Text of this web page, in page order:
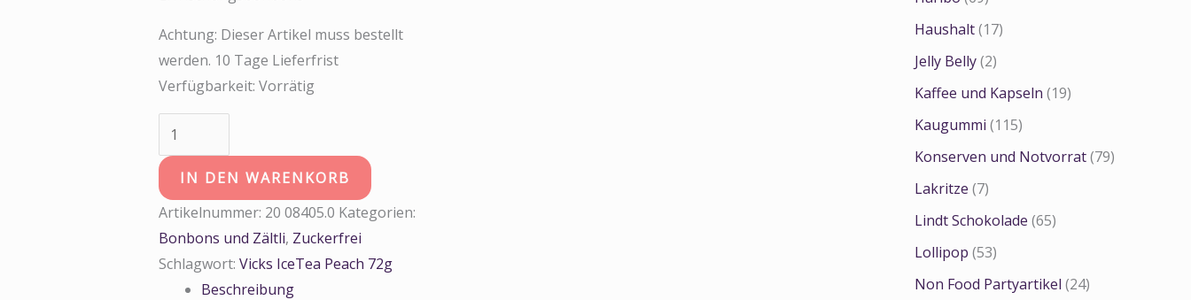
Achtung: Dieser Artikel muss bestellt
werden. 10 Tage Lieferfrist
Verfügbarkeit: Vorrätig
IN DEN WARENKORB
Artikelnummer: 20 08405.0 Kategorien:
Bonbons und Zältli, Zuckerfrei
Schlagwort: Vicks IceTea Peach 72g
Beschreibung
Haushalt(17)
Jelly Belly(2)
Kaffee und Kapseln (19)
Kaugummi (115)
Konserven und Notvorrat(79)
Lakritze (7)
Lindt Schokolade (65)
Lollipop (53)
Non Food Partyartikel (24)